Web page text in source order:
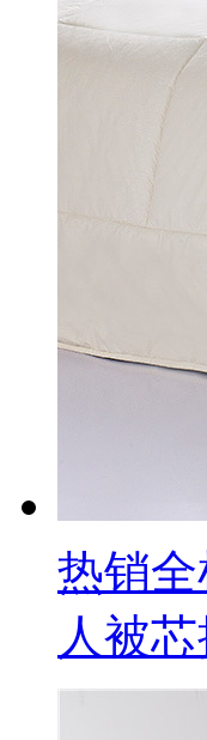
热销
人被